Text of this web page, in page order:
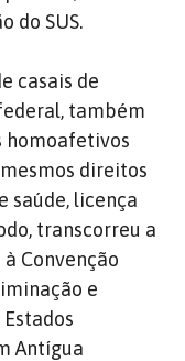
do SUS.
casais de
também
homoafetivos
direitos
saúde, licença
transcorreu a
Convenção
e
Antígua